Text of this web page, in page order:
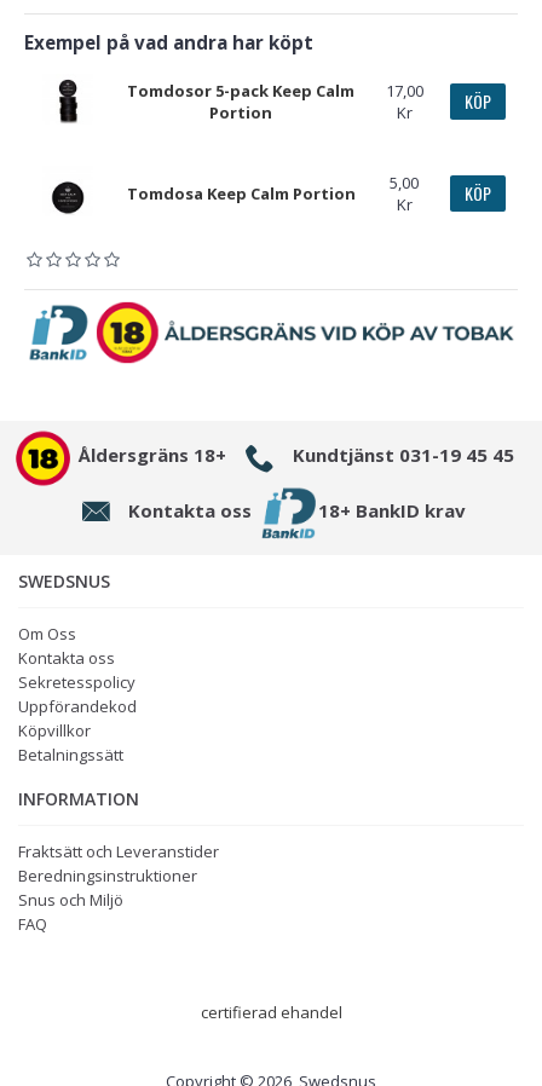
Exempel på vad andra har köpt
Tomdosor 5-pack Keep Calm
Portion
17,00
Kr
KÖP
Tomdosa Keep Calm Portion
5,00
Kr
KÖP
Åldersgräns 18+ Kundtjänst 031-19 45 45
Kontakta oss 18+ BankID krav
SWEDSNUS
Om Oss
Kontakta oss
Sekretesspolicy
Uppförandekod
Köpvillkor
Betalningssätt
INFORMATION
Fraktsätt och Leveranstider
Beredningsinstruktioner
Snus och Miljö
FAQ
certifierad ehandel
Copyright © 2026, Swedsnus